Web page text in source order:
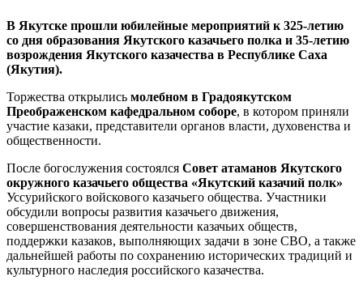
В Якутске прошли юбилейные мероприятий к 325-летию
со дня образования Якутского казачьего полка и 35-летию
возрождения Якутского казачества в Республике Саха
(Якутия).
Торжества открылись молебном в Градоякутском
Преображенском кафедральном соборе, в котором приняли
участие казаки, представители органов власти, духовенства и
общественности.
После богослужения состоялся Совет атаманов Якутского
окружного казачьего общества «Якутский казачий полк»
Уссурийского войскового казачьего общества. Участники
обсудили вопросы развития казачьего движения,
совершенствования деятельности казачьих обществ,
поддержки казаков, выполняющих задачи в зоне СВО, а также
дальнейшей работы по сохранению исторических традиций и
культурного наследия российского казачества.